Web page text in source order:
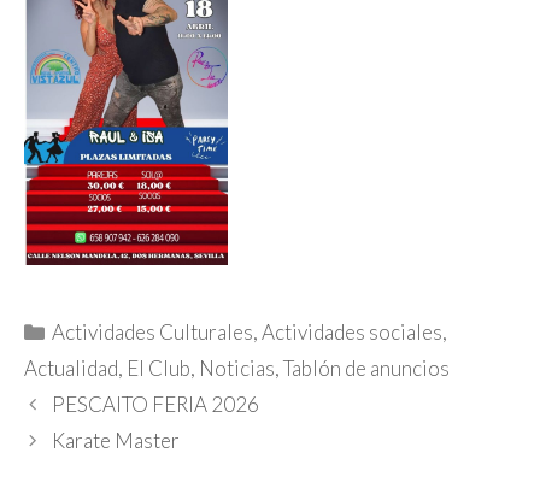
Categorías
Actividades Culturales,Actividades sociales,
Actualidad, El Club, Noticias,Tablón de anuncios
PESCAITO FERIA 2026
Karate Master